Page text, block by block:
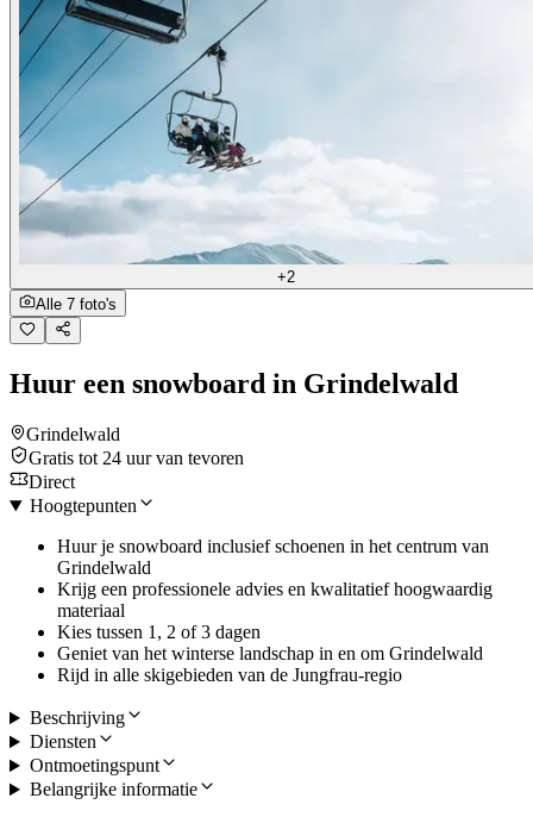
+2
Alle 7 foto's
Huur een snowboard in Grindelwald
Grindelwald
Gratis tot 24 uur van tevoren
Direct
Hoogtepunten
Huur je snowboard inclusief schoenen in het centrum van
Grindelwald
Krijg een professionele advies en kwalitatief hoogwaardig
materiaal
Kies tussen 1, 2 of 3 dagen
Geniet van het winterse landschap in en om Grindelwald
Rijd in alle skigebieden van de Jungfrau-regio
Beschrijving
Diensten
Ontmoetingspunt
Belangrijke informatie